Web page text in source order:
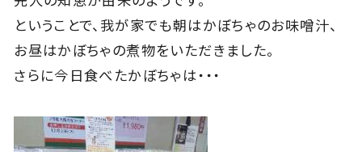
ということで、我が家でも朝はかぼちゃのお味噌汁、
お昼はかぼちゃの煮物をいただきました。
さらに今日食べたかぼちゃは・・・